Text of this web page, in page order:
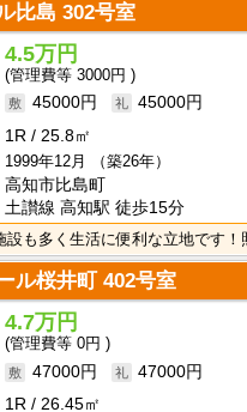
比島 302号室
4.5万円
3000円
45000円
45000円
1R
25.8㎡
1999年12月
（築26年）
高知市比島町
土讃線 高知駅 徒歩15分
ル桜井町 402号室
4.7万円
0円
47000円
47000円
1R
26.45㎡